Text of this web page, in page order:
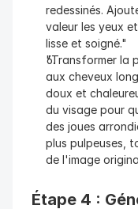
redessinés.
valeur les yeux
lisse et soigné."
"Transformer la
aux cheveux
doux et
du visage pour
des joues
plus pulpeuses,
de l'image
Étape 4 :